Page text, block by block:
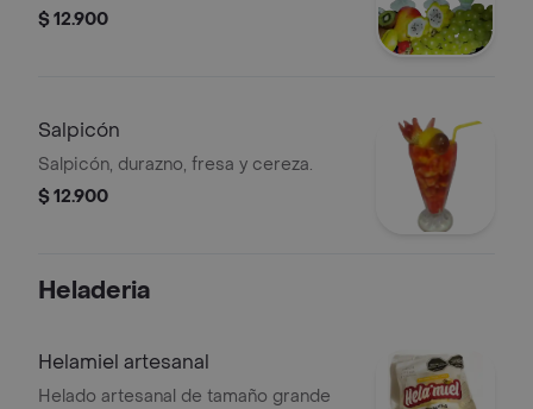
$ 12.900
Salpicón
Salpicón, durazno, fresa y cereza.
$ 12.900
Heladeria
Helamiel artesanal
Helado artesanal de tamaño grande